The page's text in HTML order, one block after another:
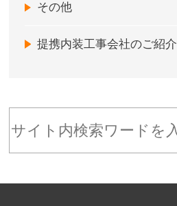
その他
提携内装工事会社のご紹介